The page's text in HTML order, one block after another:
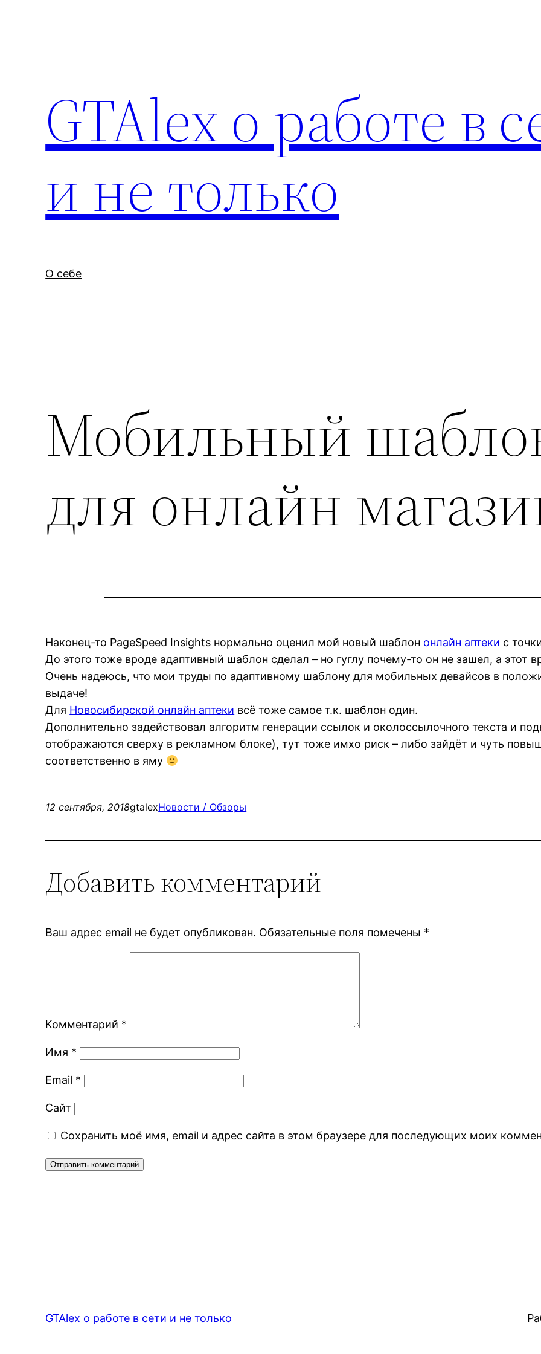
GTAlex о работе в
и не только
О себе
Мобильный
для онлайн
Наконец-то PageSpeed Insights нормально оценил мой новый шаблон онлайн аптеки с
До этого тоже вроде адаптивный шаблон сделал – но гуглу почему-то он не зашел, а этот
Очень надеюсь, что мои труды по адаптивному шаблону для мобильных девайсов в
выдаче!
Для Новосибирской онлайн аптеки всё тоже самое т.к. шаблон один.
Дополнительно задействовал алгоритм генерации ссылок и околоссылочного текста и
отображаются сверху в рекламном блоке), тут тоже имхо риск – либо зайдёт и чуть
соответственно в яму
12 сентября, 2018gtalexНовости / Обзоры
Добавить комментарий
Ваш адрес email не будет опубликован. Обязательные поля помечены *
Комментарий *
Имя *
Email *
Сайт
Сохранить моё имя, email и адрес сайта в этом браузере для последующих моих
GTAlex о работе в сети и не только